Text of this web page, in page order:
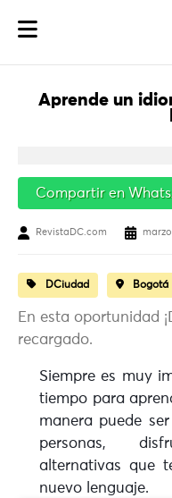
Aprende un
Compartir en
RevistaDC.com marzo
DCiudad Bogotá
En esta oportunidad
recargado.
Siempre es muy
tiempo para
manera puede
personas,
alternativas que
nuevo lenguaje.